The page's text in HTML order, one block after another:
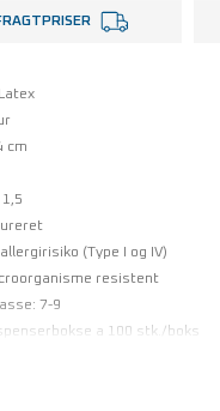
cm
(Type I og IV)
resistent
7-9
a 100 stk./boks